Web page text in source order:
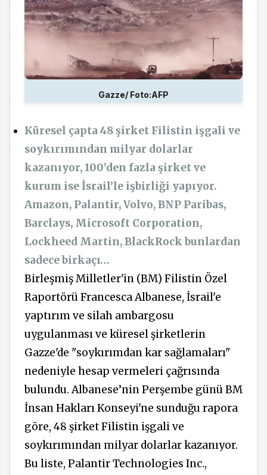
Gazze/ Foto:AFP
Küresel çapta 48 şirket Filistin işgali ve
soykırımından milyar dolarlar
kazanıyor, 100’den fazla şirket ve
kurum ise İsrail’le işbirliği yapıyor.
Amazon, Palantir, Volvo, BNP Paribas,
Barclays, Microsoft Corporation,
Lockheed Martin, BlackRock bunlardan
sadece birkaçı…
Birleşmiş Milletler'in (BM) Filistin Özel
Raportörü Francesca Albanese, İsrail'e
yaptırım ve silah ambargosu
uygulanması ve küresel şirketlerin
Gazze'de "soykırımdan kar sağlamaları"
nedeniyle hesap vermeleri çağrısında
bulundu. Albanese’nin Perşembe günü BM
İnsan Hakları Konseyi'ne sunduğu rapora
göre, 48 şirket Filistin işgali ve
soykırımından milyar dolarlar kazanıyor.
Bu liste, Palantir Technologies Inc.,